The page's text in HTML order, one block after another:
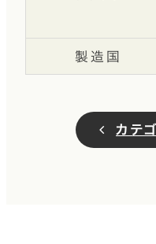
製造国
カテ